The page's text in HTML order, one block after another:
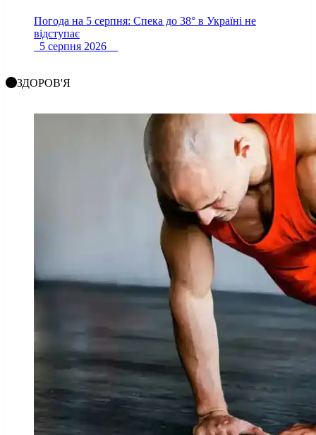
Погода на 5 серпня: Спека до 38° в Україні не
відступає
5 серпня 2026
ЗДОРОВ'Я